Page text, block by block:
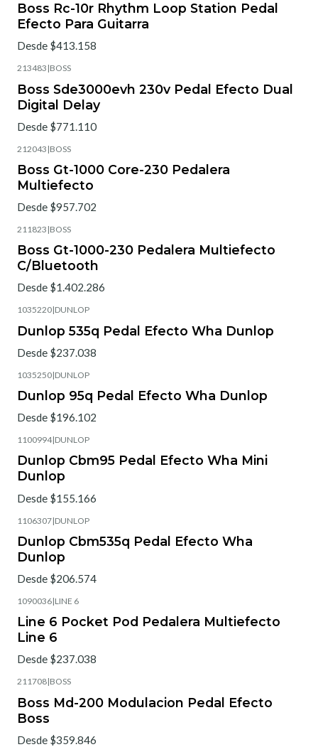
Boss Rc-10r Rhythm Loop Station Pedal
Efecto Para Guitarra
Desde $413.158
213483 |BOSS
Boss Sde3000evh 230v Pedal Efecto Dual
Digital Delay
Desde $771.110
212043 |BOSS
Boss Gt-1000 Core-230 Pedalera
Multiefecto
Desde $957.702
211823 |BOSS
Boss Gt-1000-230 Pedalera Multiefecto
C/Bluetooth
Desde $1.402.286
1035220|DUNLOP
Dunlop 535q Pedal Efecto Wha Dunlop
Desde $237.038
1035250|DUNLOP
Dunlop 95q Pedal Efecto Wha Dunlop
Desde $196.102
1100994|DUNLOP
Dunlop Cbm95 Pedal Efecto Wha Mini
Dunlop
Desde $155.166
1106307|DUNLOP
Dunlop Cbm535q Pedal Efecto Wha
Dunlop
Desde $206.574
1090036|LINE 6
Line 6 Pocket Pod Pedalera Multiefecto
Line 6
Desde $237.038
211708|BOSS
Boss Md-200 Modulacion Pedal Efecto
Boss
Desde $359.846